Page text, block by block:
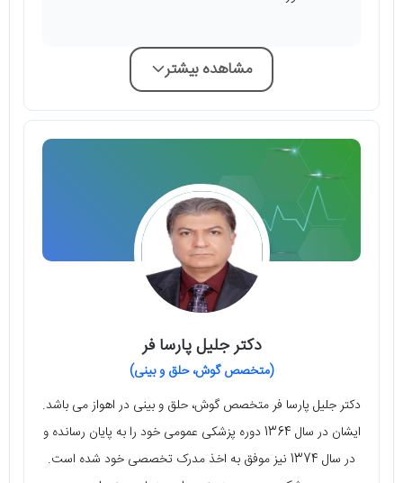
مشاهده بیشتر
دکتر جلیل پارسا فر
(متخصص گوش، حلق و بینی)
دکتر جلیل پارسا فر متخصص گوش، حلق و بینی در اهواز می‌ باشد.
ایشان در سال 1364 دوره‌ پزشکی عمومی خود را به پایان رسانده و
در سال 1374 نیز موفق به اخذ مدرک تخصصی خود شده است.